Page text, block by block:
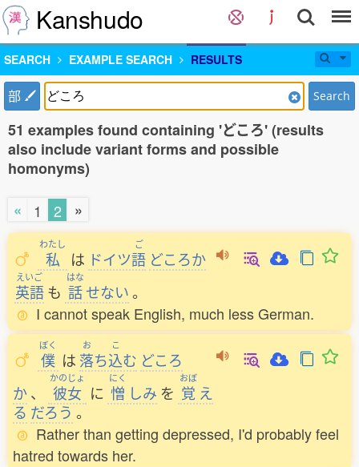
Kanshudo
SEARCH EXAMPLE SEARCH RESULTS
部 Search
51 examples found containing 'どころ' (results
also include variant forms and possible
homonyms)
« 1 2 »
わたし
私 は ドイツ
ご
語 どころか
えいご
英語 も
はな
話せない。
I cannot speak English, much less German.
ぼく
僕 は
お
落ち
こ
込む どころ
か 、
かのじょ
彼女 に
にく
憎 しみ を
おぼ
覚 え
る だろう 。
Rather than getting depressed, I'd probably feel
hatred towards her.